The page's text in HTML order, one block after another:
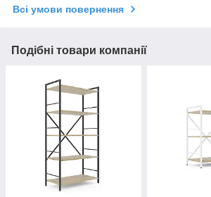
Всі умови повернення
Подібні товари компанії